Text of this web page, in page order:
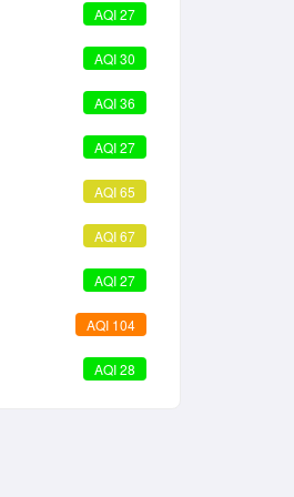
AQI 27
AQI 30
AQI 36
AQI 27
AQI 65
AQI 67
AQI 27
AQI 104
AQI 28